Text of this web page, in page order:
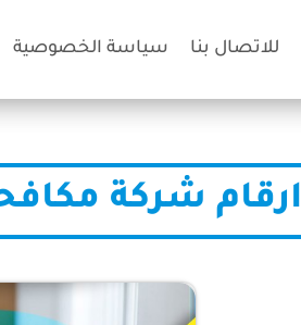
للاتصال بنا سياسة الخصوصية
ارقام شركة